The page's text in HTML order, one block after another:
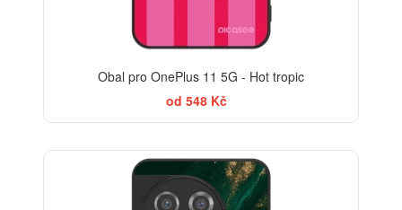
Obal pro OnePlus 11 5G - Hot tropic
od 548 Kč